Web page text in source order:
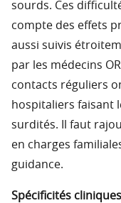
sourds. Ces
compte des effets
aussi suivis
par les médecins
contacts réguliers
hospitaliers faisant
surdités. Il faut
en charges
guidance.
Spécificités